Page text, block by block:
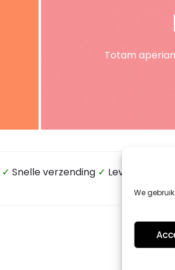
We
Totam
✓ Snelle verzending ✓ Levering via